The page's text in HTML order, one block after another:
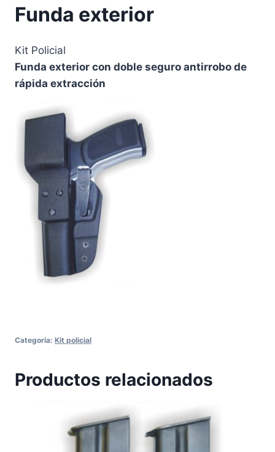
Funda exterior
Kit Policial
Funda exterior con doble seguro antirrobo de
rápida extracción
Categoría: Kit policial
Productos relacionados